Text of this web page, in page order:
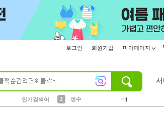
로그인 회원가입 마이페이지
인기검색어
2
생수
1
서